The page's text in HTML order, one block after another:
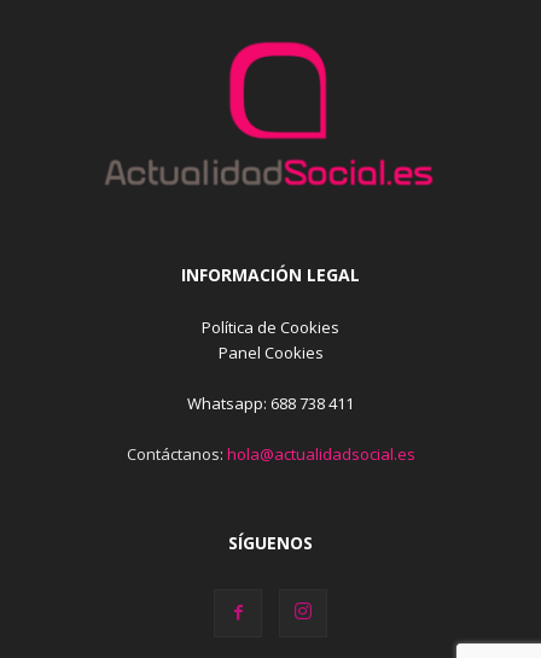
INFORMACIÓN LEGAL
Política de Cookies
Panel Cookies
Whatsapp: 688 738 411
Contáctanos: hola@actualidadsocial.es
SÍGUENOS